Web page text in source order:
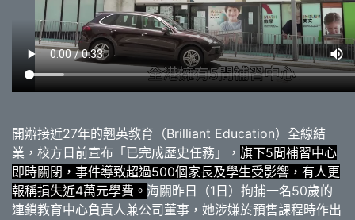
開辦接近27年的翹英教育（Brilliant Education）全線結
業，校方日前宣布「已完成歷史任務」， 旗下5間補習中心
即時關閉，事件導致超過500個家長及學生受影響，有人更
報稱損失近4萬元學費。 海關昨日（1日）拘捕一名50歲的
連鎖教育中心負責人兼公司董事，她涉嫌於預售課程時作出